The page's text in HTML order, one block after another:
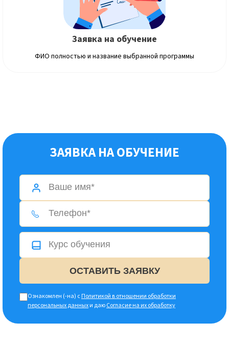
Заявка на обучение
ФИО полностью и название выбранной программы
ЗАЯВКА НА ОБУЧЕНИЕ
Ознакомлен (-на) сПолитикой в отношении обработки
персональных данныхи даюСогласие на их обработку